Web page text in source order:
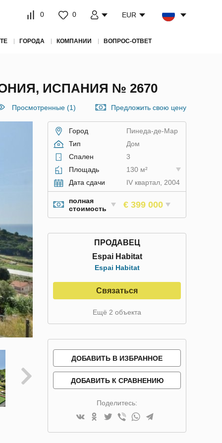
0 0 EUR
ГОРОДА КОМПАНИИ ВОПРОС-ОТВЕТ
ИСПАНИЯ № 2670
Просмотренные (1) Предложить свою цену
Город
Пинеда-де-Мар
Тип
Дом
Спален
3
Площадь
130 м²
Дата сдачи
IV квартал, 2004
полная
стоимость
€ 399 000
ПРОДАВЕЦ
Espai Habitat
Espai Habitat
Связаться
Ещё 2 объекта
ДОБАВИТЬ В ИЗБРАННОЕ
ДОБАВИТЬ К СРАВНЕНИЮ
Поделитесь: